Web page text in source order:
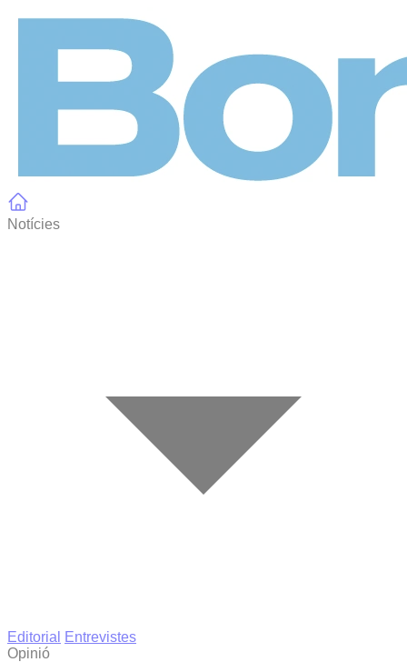
Notícies
Editorial
Entrevistes
Opinió